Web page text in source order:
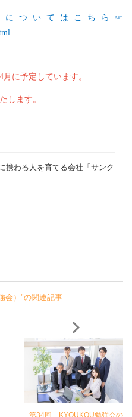
についてはこちら☞
に予定しています。
します。
携わる人を育てる会社「サンク
会）"の関連記事
第34回 KYOUKOU勉強会の